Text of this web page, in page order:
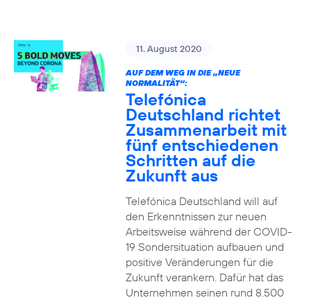
11. August 2020
AUF DEM WEG IN DIE „NEUE
NORMALITÄT“:
Telefónica
Deutschland richtet
Zusammenarbeit mit
fünf entschiedenen
Schritten auf die
Zukunft aus
Telefónica Deutschland will auf
den Erkenntnissen zur neuen
Arbeitsweise während der COVID-
19 Sondersituation aufbauen und
positive Veränderungen für die
Zukunft verankern. Dafür hat das
Unternehmen seinen rund 8.500